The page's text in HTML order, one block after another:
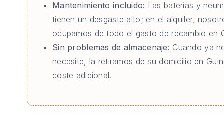
Mantenimiento incluido: Las baterías y
tienen un desgaste alto; en el alquiler,
ocupamos de todo el gasto de recambio en
Sin problemas de almacenaje: Cuando ya
necesite, la retiramos de su domicilio en
coste adicional.